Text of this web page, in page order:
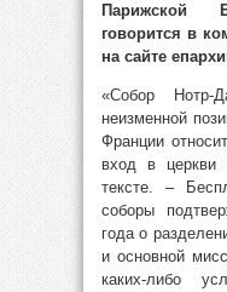
Парижской
говорится в
на сайте
«Собор Нотр-
неизменной
Франции
вход в церкви
тексте. –
соборы
года о
и основной
каких-либо